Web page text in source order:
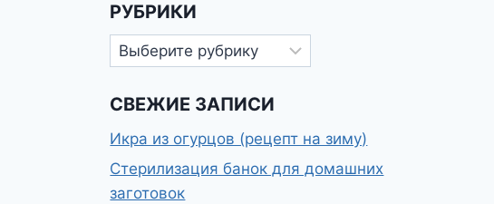
РУБРИКИ
Рубрики
СВЕЖИЕ ЗАПИСИ
Икра из огурцов (рецепт на зиму)
Стерилизация банок для домашних
заготовок